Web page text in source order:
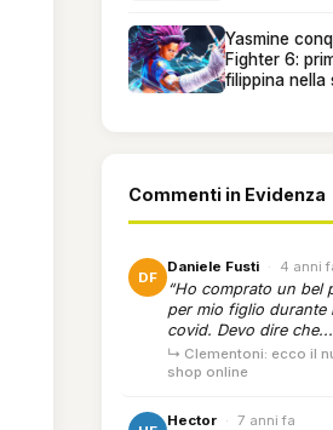
Yasmine
Fighter 6:
filippina nella
Commenti in Evidenza
DF
Daniele Fusti · 4 anni
“Ho comprato un bel
per mio figlio durante
covid. Devo dire
↳ Clementoni: ecco il
shop online
Hector · 7 anni fa